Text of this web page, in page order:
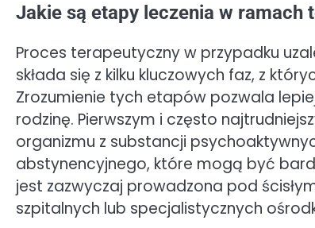
Jakie są etapy leczenia w ramach
Proces terapeutyczny w przypadku
składa się z kilku kluczowych faz, z
Zrozumienie tych etapów pozwala
rodzinę. Pierwszym i często
organizmu z substancji
abstynencyjnego, które mogą być
jest zazwyczaj prowadzona pod
szpitalnych lub specjalistycznych